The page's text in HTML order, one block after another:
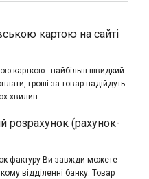
картою на сайті
карткою - найбільш швидкий
гроші за товар надійдуть
хвилин.
розрахунок (рахунок-
фактуру Ви завжди можете
відділенні банку. Товар